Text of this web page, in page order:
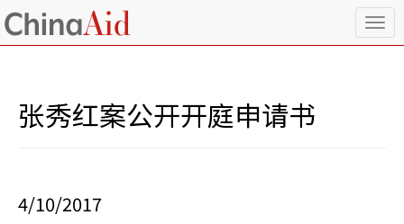
T
o
张秀红案公开开庭申请书
4/10/2017